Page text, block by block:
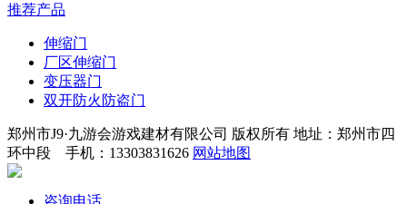
推荐产品
伸缩门
厂区伸缩门
变压器门
双开防火防盗门
郑州市J9·九游会游戏建材有限公司 版权所有 地址：郑州市四
环中段 手机：13303831626 网站地图
咨询电话